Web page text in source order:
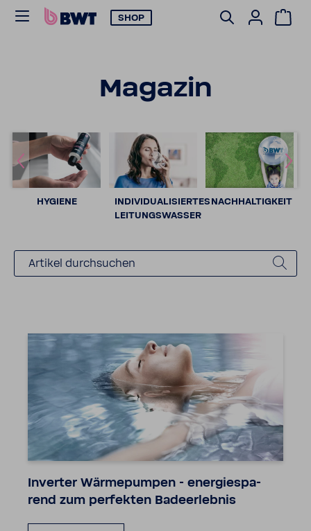
SHOP
Magazin
HYGIENE
INDIVIDUALISIERTES
LEITUNGSWASSER
NACHHALTIGKEIT
Inverter Wärme­pumpen - ener­gie­spa­
rend zum perfekten Bade­er­lebnis